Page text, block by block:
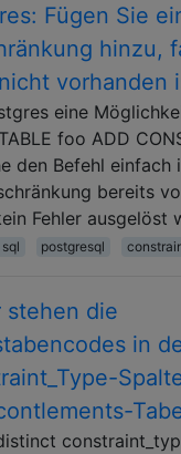
Fügen Sie
hinzu,
vorhanden
eine
foo ADD
den Befehl einfach
bereits
Fehler ausgelöst
sql postgresql
stehen die
in